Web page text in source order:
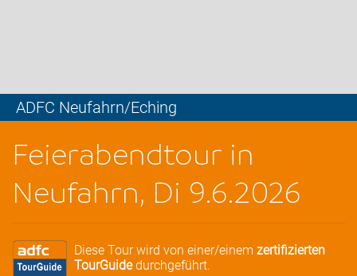
ADFC Neufahrn/Eching
Feierabendtour in
Neufahrn, Di 9.6.2026
Diese Tour wird von einer/einem zertifizierten
TourGuidedurchgeführt.